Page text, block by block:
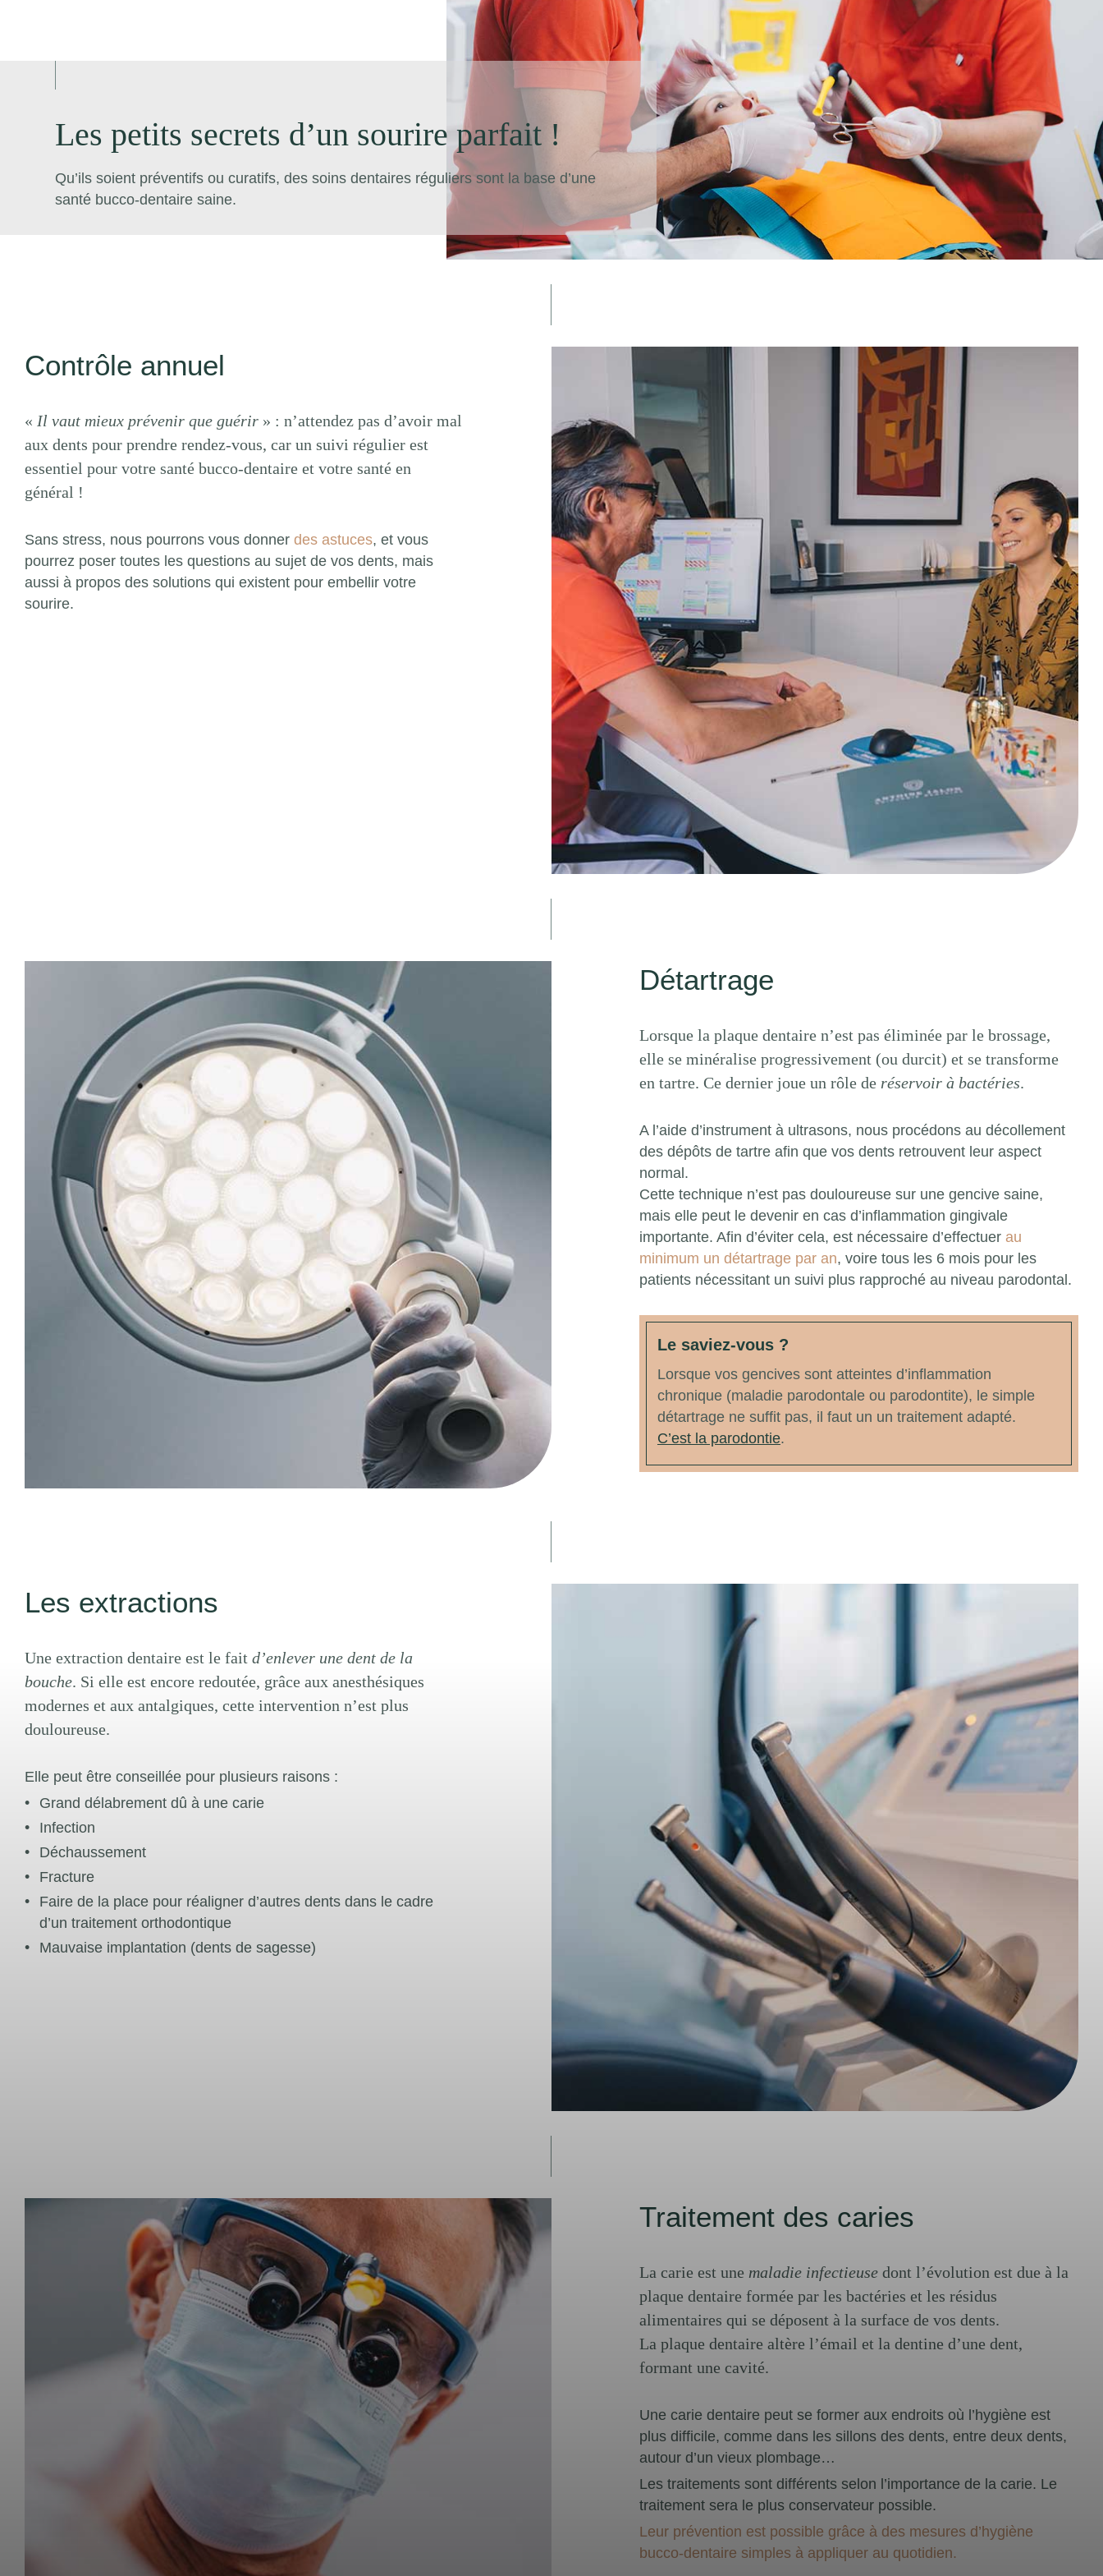
Les petits secrets d’un sourire parfait !
Qu’ils soient préventifs ou curatifs, des soins dentaires réguliers sont la base d’une
santé bucco-dentaire saine.
Contrôle annuel
« Il vaut mieux prévenir que guérir » : n’attendez pas d’avoir mal
aux dents pour prendre rendez-vous, car un suivi régulier est
essentiel pour votre santé bucco-dentaire et votre santé en
général !
Sans stress, nous pourrons vous donner des astuces, et vous
pourrez poser toutes les questions au sujet de vos dents, mais
aussi à propos des solutions qui existent pour embellir votre
sourire.
Détartrage
Lorsque la plaque dentaire n’est pas éliminée par le brossage,
elle se minéralise progressivement (ou durcit) et se transforme
en tartre. Ce dernier joue un rôle de réservoir à bactéries.
A l’aide d’instrument à ultrasons, nous procédons au décollement
des dépôts de tartre afin que vos dents retrouvent leur aspect
normal.
Cette technique n’est pas douloureuse sur une gencive saine,
mais elle peut le devenir en cas d’inflammation gingivale
importante. Afin d’éviter cela, est nécessaire d’effectuer au
minimum un détartrage par an, voire tous les 6 mois pour les
patients nécessitant un suivi plus rapproché au niveau parodontal.
Le saviez-vous ?
Lorsque vos gencives sont atteintes d’inflammation
chronique (maladie parodontale ou parodontite), le simple
détartrage ne suffit pas, il faut un un traitement adapté.
C’est la parodontie.
Les extractions
Une extraction dentaire est le fait d’enlever une dent de la
bouche. Si elle est encore redoutée, grâce aux anesthésiques
modernes et aux antalgiques, cette intervention n’est plus
douloureuse.
Elle peut être conseillée pour plusieurs raisons :
Grand délabrement dû à une carie
Infection
Déchaussement
Fracture
Faire de la place pour réaligner d’autres dents dans le cadre
d’un traitement orthodontique
Mauvaise implantation (dents de sagesse)
Traitement des caries
La carie est une maladie infectieusedont l’évolution est due à la
plaque dentaire formée par les bactéries et les résidus
alimentaires qui se déposent à la surface de vos dents.
La plaque dentaire altère l’émail et la dentine d’une dent,
formant une cavité.
Une carie dentaire peut se former aux endroits où l’hygiène est
plus difficile, comme dans les sillons des dents, entre deux dents,
autour d’un vieux plombage…
Les traitements sont différents selon l’importance de la carie. Le
traitement sera le plus conservateur possible.
Leur prévention est possible grâce à des mesures d’hygiène
bucco-dentaire simples à appliquer au quotidien.